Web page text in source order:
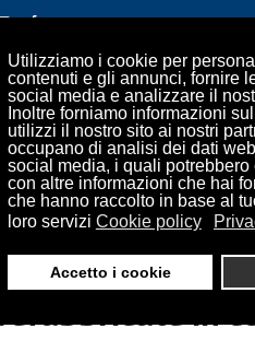
Utilizziamo i cookie per
contenuti e gli annunci, fornire
social media e analizzare il
Inoltre forniamo informazioni
utilizzi il nostro sito ai nostri
occupano di analisi dei dati
social media, i quali potrebbero
con altre informazioni che hai
che hanno raccolto in base al
loro servizi Cookie policy
Accetto i cookie
info@omarini.it
CONTATTI RICHIEDI
in